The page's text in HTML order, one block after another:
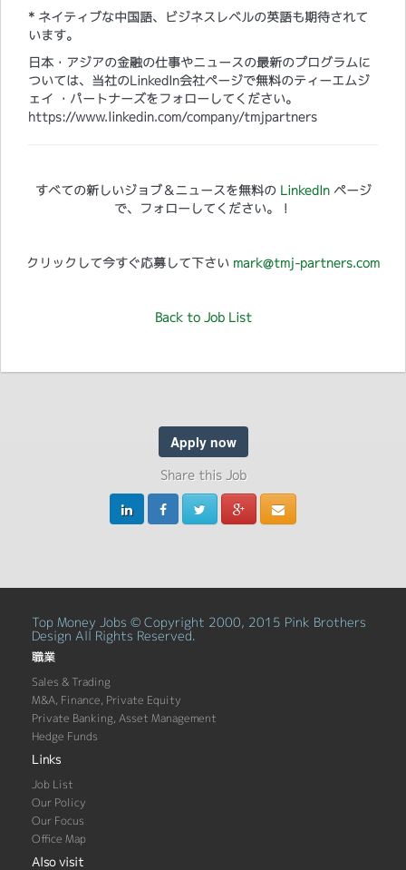
* ネイティブな中国語、ビジネスレベルの英語も期待されて
います。
日本・アジアの金融の仕事やニュースの最新のプログラムに
ついては、当社のLinkedIn会社ページで無料のティーエムジ
ェイ ・パートナーズをフォローしてください。
https://www.linkedin.com/company/tmjpartners
すべての新しいジョブ＆ニュースを無料の LinkedInページ
で、フォローしてください。！
クリックして今すぐ応募して下さい mark@tmj-partners.com
Back to Job List
Apply now
Share this Job
Top Money Jobs © Copyright 2000, 2015 Pink Brothers
Design All Rights Reserved.
職業
Sales & Trading
M&A, Finance, Private Equity
Private Banking, Asset Management
Hedge Funds
Links
Job List
Our Policy
Our Focus
Office Map
Also visit